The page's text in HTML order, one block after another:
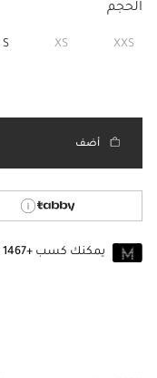
الحجم
XXS
XS
S
أضف
يمكنك كسب +1467